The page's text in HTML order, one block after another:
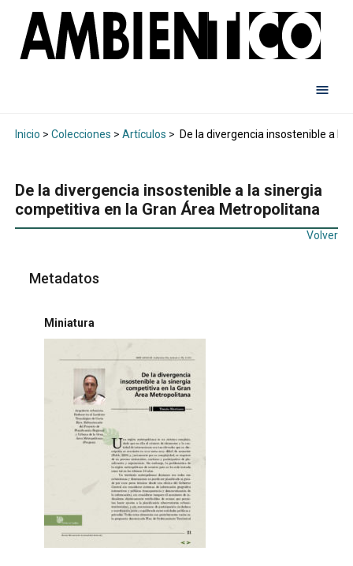
Inicio > Colecciones > Artículos > De la divergencia insostenible a
De la divergencia insostenible a la sinergia
competitiva en la Gran Área Metropolitana
Volver
Metadatos
Miniatura